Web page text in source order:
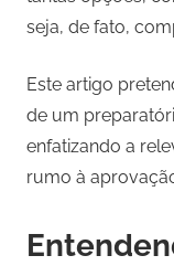
seja, de fato,
Este artigo
de um
enfatizando a
rumo à